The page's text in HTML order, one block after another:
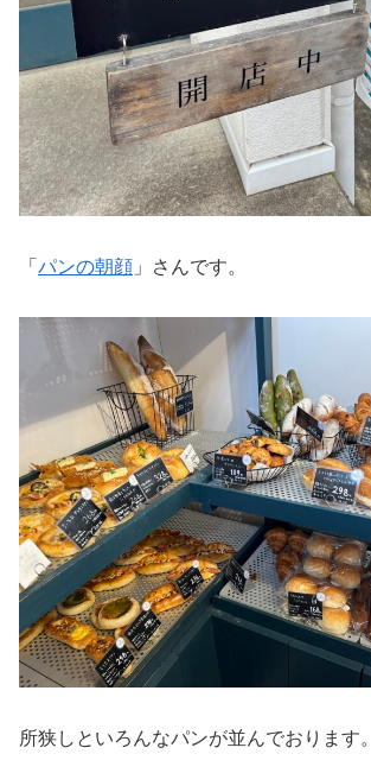
「 パンの朝顔 」さんです。
所狭しといろんなパンが並んでおります。